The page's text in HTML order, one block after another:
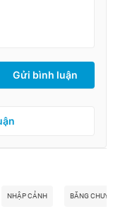
Gửi bình luận
NHẬP CẢNH BĂNG CHUYỀN